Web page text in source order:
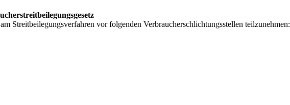
Streitbeilegungsverfahren vor folgenden Verbraucherschlichtungsstellen teilzunehmen: